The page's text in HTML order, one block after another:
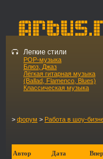
Легкие стили
POP-музыка
Блюз, Джаз
Лёгкая гитарная музыка
(Ballad, Flamenco, Blues)
Классическая музыка
> форум > Работа в шоу-
Автор Дата